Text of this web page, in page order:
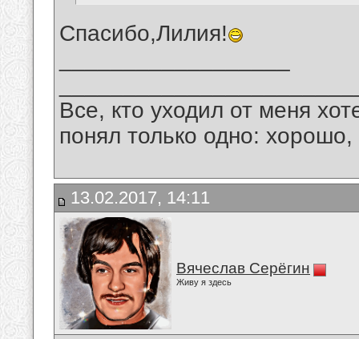
Спасибо,Лилия!
Все, кто уходил от меня
понял только одно:
13.02.2017, 14:11
Вячеслав Серёгин
Живу я здесь